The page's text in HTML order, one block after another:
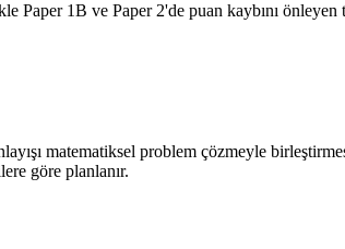
Paper 1B ve Paper 2'de puan kaybını
matematiksel problem çözmeyle
göre planlanır.